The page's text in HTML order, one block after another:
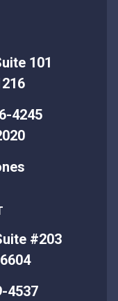
101
4245
#203
4537